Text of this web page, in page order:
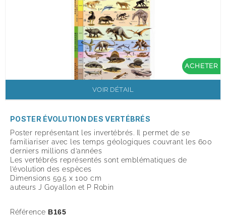
ACHETER
VOIR DÉTAIL
POSTER ÉVOLUTION DES VERTÉBRÉS
Poster représentant les invertébrés. Il permet de se
familiariser avec les temps géologiques couvrant les 600
derniers millions d’années
Les vertébrés représentés sont emblématiques de
l’évolution des espèces
Dimensions 59.5 x 100 cm
auteurs J Goyallon et P Robin
Référence B165